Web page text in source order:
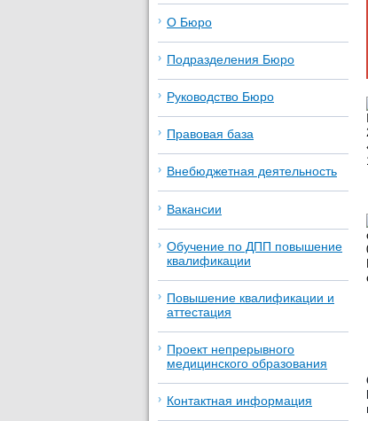
О Бюро
Подразделения Бюро
Руководство Бюро
Правовая база
Внебюджетная деятельность
Вакансии
Обучение по ДПП повышение
квалификации
Повышение квалификации и
аттестация
Проект непрерывного
медицинского образования
Контактная информация